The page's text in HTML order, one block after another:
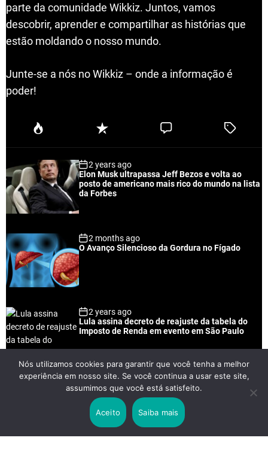
parte da comunidade Wikkiz. Juntos, vamos
descobrir, aprender e compartilhar as histórias que
estão moldando o nosso mundo.
Junte-se a nós no Wikkiz – onde a informação é
poder!
P
u
a
r
R
e
n
t
C
e
T
e
2 years ago
Elon Musk ultrapassa Jeff Bezos e volta ao
posto de americano mais rico do mundo na lista
da Forbes
2 months ago
O Avanço Silencioso da Gordura no Fígado
2 years ago
Lula assina decreto de reajuste da tabela do
Imposto de Renda em evento em São Paulo
2 years ago
Lei Rouanet e Petrobras financiam evento em
que Lula pediu votos para Boulos
Nós utilizamos cookies para garantir que você tenha a melhor
experiência em nosso site. Se você continua a usar este site,
assumimos que você está satisfeito.
Aceito Saiba mais